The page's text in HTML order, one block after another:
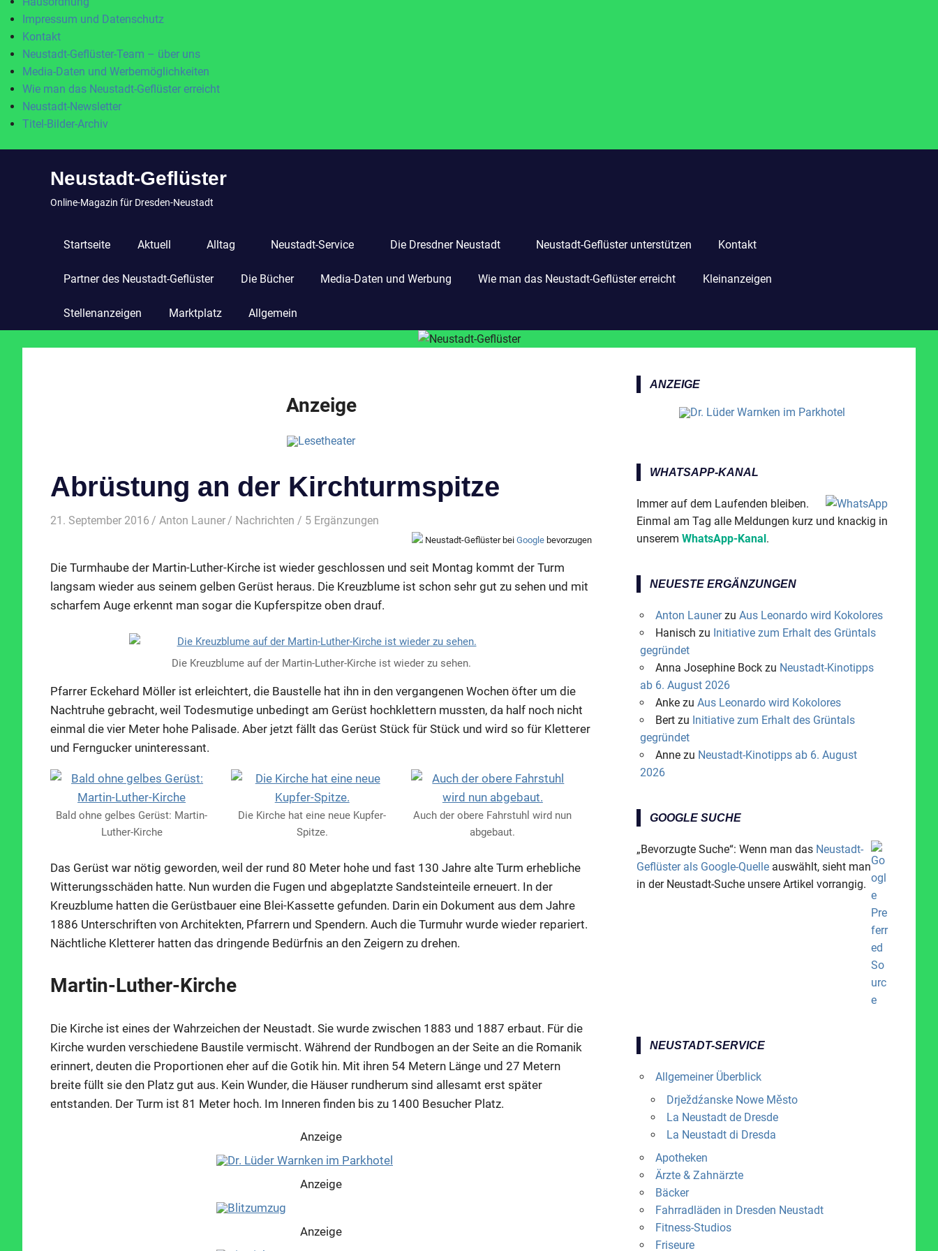
Impressum und Datenschutz
Kontakt
Neustadt-Geflüster-Team – über uns
Media-Daten und Werbemöglichkeiten
Wie man das Neustadt-Geflüster erreicht
Neustadt-Newsletter
Titel-Bilder-Archiv
Neustadt-Geflüster
Online-Magazin für Dresden-Neustadt
Startseite Aktuell Alltag Neustadt-Service Die Dresdner Neustadt Neustadt-Geflüster unterstützen Kontakt
Partner des Neustadt-Geflüster Die Bücher Media-Daten und Werbung Wie man das Neustadt-Geflüster erreicht Kleinanzeigen
Stellenanzeigen Marktplatz Allgemein
Anzeige
Abrüstung an der Kirchturmspitze
21. September 2016 Anton Launer Nachrichten / 5 Ergänzungen
Neustadt-Geflüster bei Google bevorzugen
Die Turmhaube der Martin-Luther-Kirche ist wieder geschlossen und seit Montag kommt der Turm
langsam wieder aus seinem gelben Gerüst heraus. Die Kreuzblume ist schon sehr gut zu sehen und mit
scharfem Auge erkennt man sogar die Kupferspitze oben drauf.
Die Kreuzblume auf der Martin-Luther-Kirche ist wieder zu sehen.
Pfarrer Eckehard Möller ist erleichtert, die Baustelle hat ihn in den vergangenen Wochen öfter um die
Nachtruhe gebracht, weil Todesmutige unbedingt am Gerüst hochklettern mussten, da half noch nicht
einmal die vier Meter hohe Palisade. Aber jetzt fällt das Gerüst Stück für Stück und wird so für Kletterer
und Ferngucker uninteressant.
Bald ohne gelbes Gerüst: Martin-
Luther-Kirche
Die Kirche hat eine neue Kupfer-
Spitze.
Auch der obere Fahrstuhl wird nun
abgebaut.
Das Gerüst war nötig geworden, weil der rund 80 Meter hohe und fast 130 Jahre alte Turm erhebliche
Witterungsschäden hatte. Nun wurden die Fugen und abgeplatzte Sandsteinteile erneuert. In der
Kreuzblume hatten die Gerüstbauer eine Blei-Kassette gefunden. Darin ein Dokument aus dem Jahre
1886 Unterschriften von Architekten, Pfarrern und Spendern. Auch die Turmuhr wurde wieder repariert.
Nächtliche Kletterer hatten das dringende Bedürfnis an den Zeigern zu drehen.
Martin-Luther-Kirche
Die Kirche ist eines der Wahrzeichen der Neustadt. Sie wurde zwischen 1883 und 1887 erbaut. Für die
Kirche wurden verschiedene Baustile vermischt. Während der Rundbogen an der Seite an die Romanik
erinnert, deuten die Proportionen eher auf die Gotik hin. Mit ihren 54 Metern Länge und 27 Metern
breite füllt sie den Platz gut aus. Kein Wunder, die Häuser rundherum sind allesamt erst später
entstanden. Der Turm ist 81 Meter hoch. Im Inneren finden bis zu 1400 Besucher Platz.
Anzeige
Anzeige
Anzeige
ANZEIGE
WHATSAPP-KANAL
Immer auf dem Laufenden bleiben.
Einmal am Tag alle Meldungen kurz und knackig in
unserem WhatsApp-Kanal.
NEUESTE ERGÄNZUNGEN
Anton Launerzu Aus Leonardo wird Kokolores
Hanisch zu Initiative zum Erhalt des Grüntals
gegründet
Anna Josephine Bockzu Neustadt-Kinotipps
ab 6. August 2026
Ankezu Aus Leonardo wird Kokolores
Bertzu Initiative zum Erhalt des Grüntals
gegründet
Annezu Neustadt-Kinotipps ab 6. August
2026
GOOGLE SUCHE
„Bevorzugte Suche“: Wenn man das Neustadt-
Geflüster als Google-Quelle auswählt, sieht man
in der Neustadt-Suche unsere Artikel vorrangig.
NEUSTADT-SERVICE
Allgemeiner Überblick
Drježdźanske Nowe Město
La Neustadt de Dresde
La Neustadt di Dresda
Apotheken
Ärzte & Zahnärzte
Bäcker
Fahrradläden in Dresden Neustadt
Fitness-Studios
Friseure